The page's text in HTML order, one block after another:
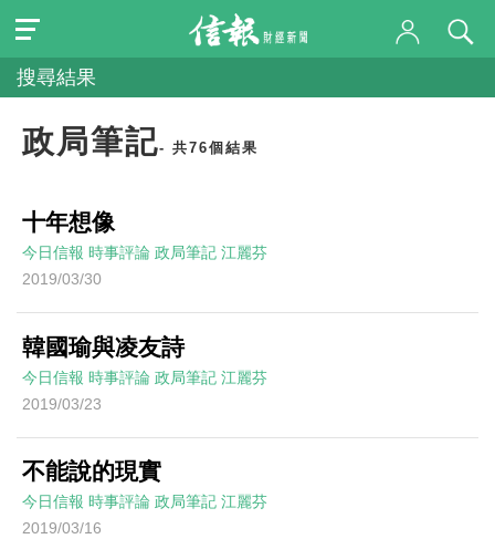
搜尋結果
政局筆記- 共76個結果
十年想像
今日信報 時事評論 政局筆記 江麗芬
2019/03/30
韓國瑜與凌友詩
今日信報 時事評論 政局筆記 江麗芬
2019/03/23
不能說的現實
今日信報 時事評論 政局筆記 江麗芬
2019/03/16